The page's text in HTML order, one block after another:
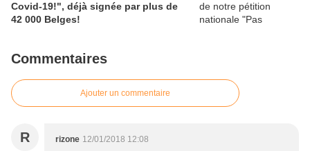
Covid-19!", déjà signée par plus de
42 000 Belges!
Commentaires
Ajouter un commentaire
R rizone 12/01/2018 12:08